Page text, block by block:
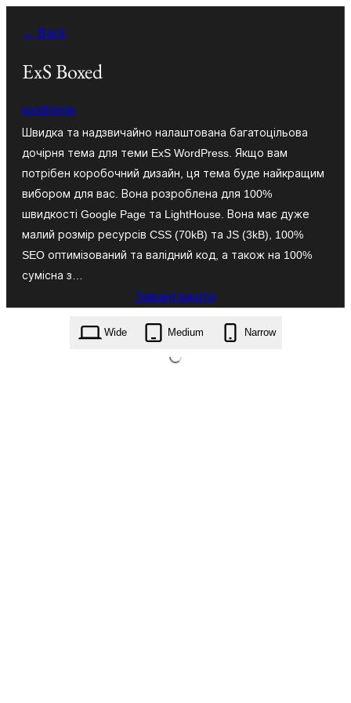
вмісту
← Back
ExS Boxed
exstheme
Швидка та надзвичайно налаштована багатоцільова
дочірня тема для теми ExS WordPress. Якщо вам
потрібен коробочний дизайн, ця тема буде найкращим
вибором для вас. Вона розроблена для 100%
швидкості Google Page та LightHouse. Вона має дуже
малий розмір ресурсів CSS (70kB) та JS (3kB), 100%
SEO оптимізований та валідний код, а також на 100%
сумісна з…
Завантажити
exs-boxed.1.0.2.zip
Wide Medium Narrow